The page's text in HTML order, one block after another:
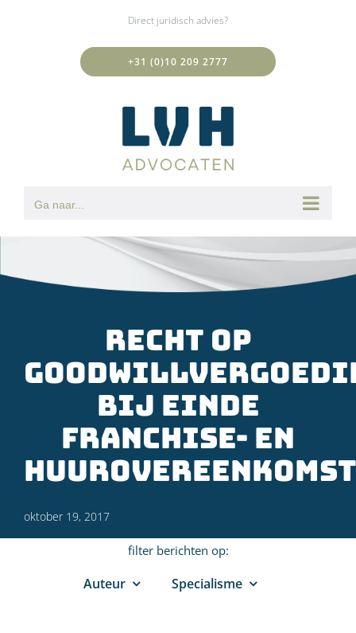
Direct juridisch advies?
+31 (0)10 209 2777
Ga naar...
Recht op
bij einde
franchise- en
oktober 19, 2017
filter berichten op:
Auteur Specialisme